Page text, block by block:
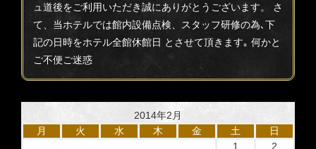
ュ道後をご利用いただき誠にありがとうございます。 さ
て、当ホテルでは館内設備点検、スタッフ研修の為､下
記の日時をホテル全館休館日 とさせて頂きます｡ 何かと
ご不便ご迷惑
2014年2月
月
火 水 木 金 土
日
1
2